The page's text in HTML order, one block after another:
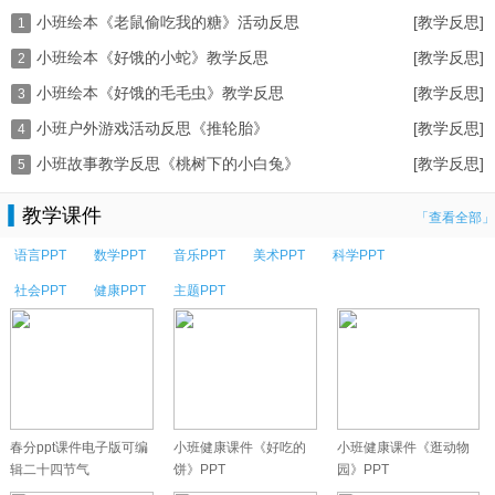
[教学反思]
1
小班绘本《老鼠偷吃我的糖》活动反思
[教学反思]
2
小班绘本《好饿的小蛇》教学反思
[教学反思]
3
小班绘本《好饿的毛毛虫》教学反思
[教学反思]
4
小班户外游戏活动反思《推轮胎》
[教学反思]
5 小班故事教学反思《桃树下的小白兔》
「查看全部」
教学课件
语言PPT 数学PPT 音乐PPT 美术PPT 科学PPT
社会PPT 健康PPT 主题PPT
春分ppt课件电子版可编
辑二十四节气
小班健康课件《好吃的
饼》PPT
小班健康课件《逛动物
园》PPT